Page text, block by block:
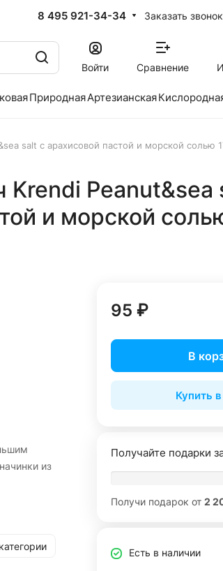
8 495 921-34-34 Заказать звонок
Войти Сравнение
ПрироднаяАртезианская
salt с арахисовой пастой и морской солью
Krendi Peanut&sea
и морской
из
95 ₽
В
Купить
Получайте подарки
Получи подарок от 2
Есть в наличии